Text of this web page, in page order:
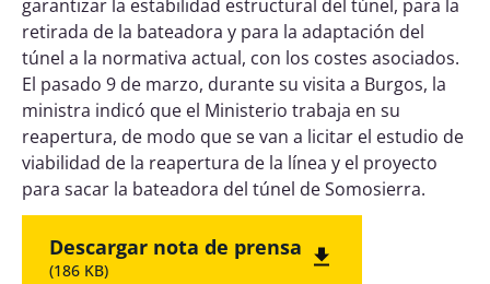
garantizar la estabilidad estructural del túnel, para la
retirada de la bateadora y para la adaptación del
túnel a la normativa actual, con los costes asociados.
El pasado 9 de marzo, durante su visita a Burgos, la
ministra indicó que el Ministerio trabaja en su
reapertura, de modo que se van a licitar el estudio de
viabilidad de la reapertura de la línea y el proyecto
para sacar la bateadora del túnel de Somosierra.
Descargar nota de prensa
(186 KB)